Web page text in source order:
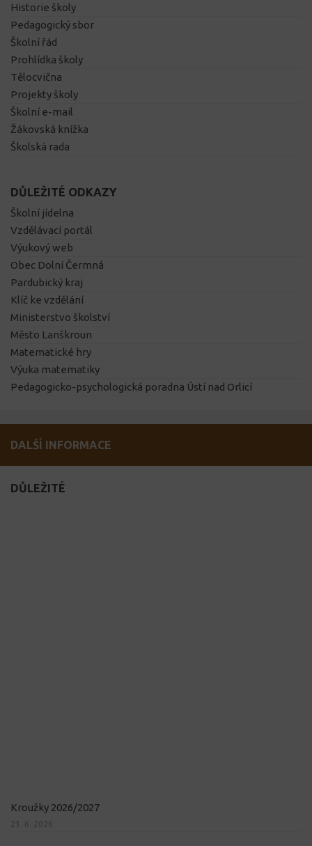
Historie školy
Pedagogický sbor
Školní řád
Prohlídka školy
Tělocvična
Projekty školy
Školní e-mail
Žákovská knížka
Školská rada
DŮLEŽITÉ ODKAZY
Školní jídelna
Vzdělávací portál
Výukový web
Obec Dolní Čermná
Pardubický kraj
Klíč ke vzdělání
Ministerstvo školství
Město Lanškroun
Matematické hry
Výuka matematiky
Pedagogicko-psychologická poradna Ústí nad Orlicí
DALŠÍ INFORMACE
DŮLEŽITÉ
Kroužky 2026/2027
23. 6. 2026